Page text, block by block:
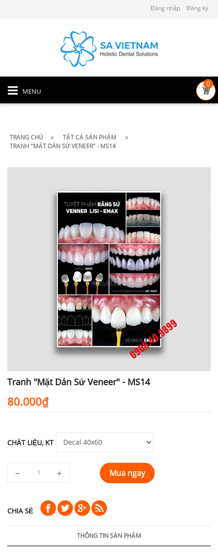
Đăng nhập Đăng ký
MENU
0
TRANG CHỦ
TẤT CẢ SẢN PHẨM
TRANH "MẶT DÁN SỨ VENEER" - MS14
Tranh "Mặt Dán Sứ Veneer" - MS14
80.000₫
CHẤT LIỆU, KT
Mua ngay
CHIA SẺ
THÔNG TIN SẢN PHẨM